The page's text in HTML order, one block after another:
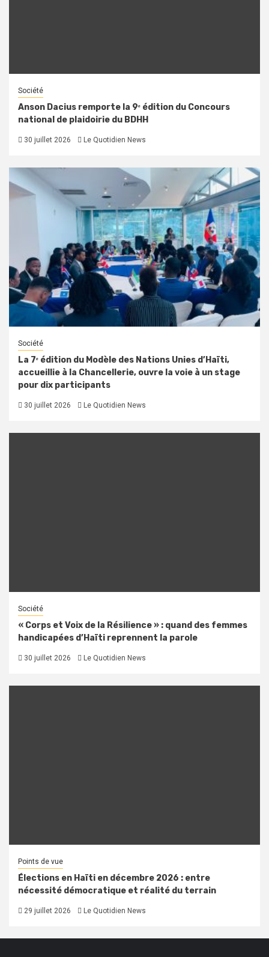
Société
Anson Dacius remporte la 9ᵉ édition du Concours
national de plaidoirie du BDHH
30 juillet 2026 Le Quotidien News
Société
La 7ᵉ édition du Modèle des Nations Unies d’Haïti,
accueillie à la Chancellerie, ouvre la voie à un stage
pour dix participants
30 juillet 2026 Le Quotidien News
Société
« Corps et Voix de la Résilience » : quand des femmes
handicapées d’Haïti reprennent la parole
30 juillet 2026 Le Quotidien News
Points de vue
Élections en Haïti en décembre 2026 : entre
nécessité démocratique et réalité du terrain
29 juillet 2026 Le Quotidien News